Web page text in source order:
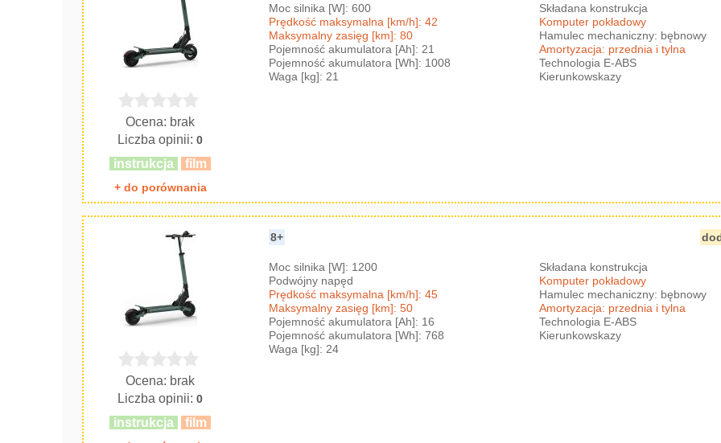
Ocena: brak
Liczba opinii:0
instrukcja film
Moc silnika [W]: 600
Prędkość maksymalna [km/h]: 42
Maksymalny zasięg [km]: 80
Pojemność akumulatora [Ah]: 21
Pojemność akumulatora [Wh]: 1008
Waga [kg]: 21
Składana konstrukcja
Komputer pokładowy
Hamulec mechaniczny: bębnowy
Amortyzacja: przednia i tylna
Technologia E-ABS
Kierunkowskazy
+ do porównania
8+
Ocena: brak
Liczba opinii:0
instrukcja film
Moc silnika [W]: 1200
Podwójny napęd
Prędkość maksymalna [km/h]: 45
Maksymalny zasięg [km]: 50
Pojemność akumulatora [Ah]: 16
Pojemność akumulatora [Wh]: 768
Waga [kg]: 24
Składana konstrukcja
Komputer pokładowy
Hamulec mechaniczny: bębnowy
Amortyzacja: przednia i tylna
Technologia E-ABS
Kierunkowskazy